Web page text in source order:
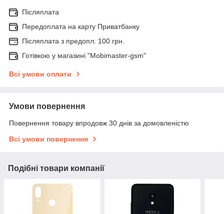
Післяплата
Передоплата на карту Приватбанку
Післяплата з предопл. 100 грн.
Готівкою у магазині "Mobimaster-gsm"
Всі умови оплати
Умови повернення
Повернення товару впродовж 30 днів за домовленістю
Всі умови повернення
Подібні товари компанії